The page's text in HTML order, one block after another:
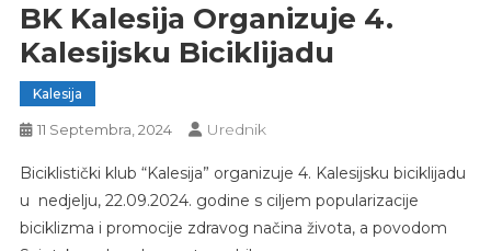
BK Kalesija Organizuje 4.
Kalesijsku Biciklijadu
Kalesija
11 Septembra, 2024 Urednik
Biciklistički klub “Kalesija” organizuje 4. Kalesijsku biciklijadu
u nedjelju, 22.09.2024. godine s ciljem popularizacije
biciklizma i promocije zdravog načina života, a povodom